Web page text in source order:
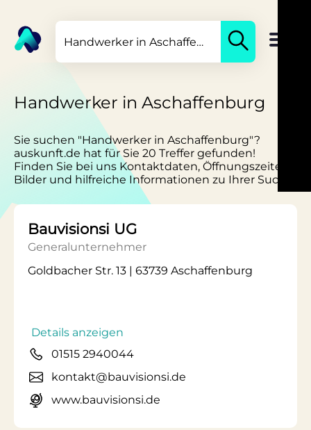
Handwerker in Aschaffenburg
Sie suchen "Handwerker in Aschaffenburg"?
auskunft.de hat für Sie 20 Treffer gefunden!
Finden Sie bei uns Kontaktdaten, Öffnungszeiten,
Bilder und hilfreiche Informationen zu Ihrer Suche.
Bauvisionsi UG
Generalunternehmer
Goldbacher Str. 13 | 63739 Aschaffenburg
Details anzeigen
01515 2940044
kontakt@bauvisionsi.de
www.bauvisionsi.de